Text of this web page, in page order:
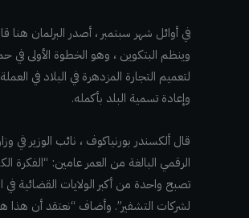
في أوائل شهر سبتمبر ، أصدر البرلمان هنا
وينظم البتكوين ، وهو الخطوة الأولى في
لتعميم التجارة المزدهرة في البلاد في
وإعادة تسمية البلد بأكمله.
قال ألكسندر بورنياكوف ، نائب الوزير في
الرقمي البالغة من العمر عامين: “الفكرة
تصبح واحدة من أكبر الولايات القضائية في
لشركات التشفير”. وأضاف “نعتقد أن هذا